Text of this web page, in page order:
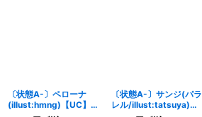
〔状態A-〕ペローナ
(illust:hmng)【UC】
〔状態A-〕サンジ(パラ
レル/illust:tatsuya)